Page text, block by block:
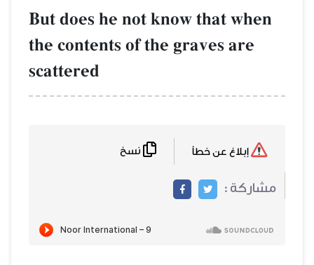
But does he not know that when
the contents of the graves are
scattered
مشاركة :